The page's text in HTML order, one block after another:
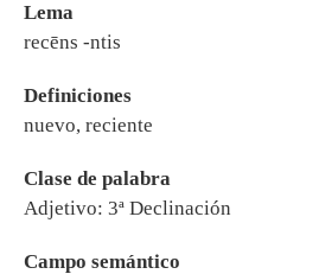
Lema
recēns -ntis
Definiciones
nuevo, reciente
Clase de palabra
Adjetivo: 3ª Declinación
Campo semántico